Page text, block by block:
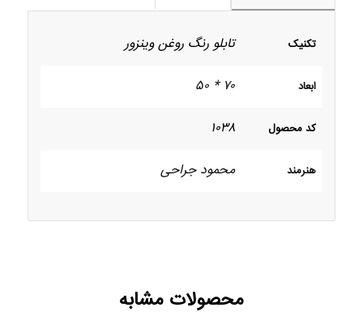
تکنیک تابلو رنگ روغن وینزور
ابعاد ۷۰ * ۵۰
کد محصول ۱۰۳۸
هنرمند محمود جراحی
محصولات مشابه